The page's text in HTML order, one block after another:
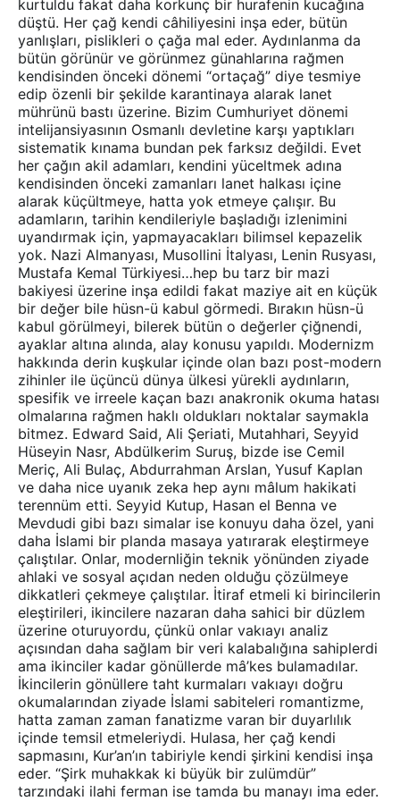
kurtuldu fakat daha korkunç bir hurafenin kucağına
düştü. Her çağ kendi câhiliyesini inşa eder, bütün
yanlışları, pislikleri o çağa mal eder. Aydınlanma da
bütün görünür ve görünmez günahlarına rağmen
kendisinden önceki dönemi “ortaçağ” diye tesmiye
edip özenli bir şekilde karantinaya alarak lanet
mührünü bastı üzerine. Bizim Cumhuriyet dönemi
intelijansiyasının Osmanlı devletine karşı yaptıkları
sistematik kınama bundan pek farksız değildi. Evet
her çağın akil adamları, kendini yüceltmek adına
kendisinden önceki zamanları lanet halkası içine
alarak küçültmeye, hatta yok etmeye çalışır. Bu
adamların, tarihin kendileriyle başladığı izlenimini
uyandırmak için, yapmayacakları bilimsel kepazelik
yok. Nazi Almanyası, Musollini İtalyası, Lenin Rusyası,
Mustafa Kemal Türkiyesi…hep bu tarz bir mazi
bakiyesi üzerine inşa edildi fakat maziye ait en küçük
bir değer bile hüsn-ü kabul görmedi. Bırakın hüsn-ü
kabul görülmeyi, bilerek bütün o değerler çiğnendi,
ayaklar altına alında, alay konusu yapıldı. Modernizm
hakkında derin kuşkular içinde olan bazı post-modern
zihinler ile üçüncü dünya ülkesi yürekli aydınların,
spesifik ve irreele kaçan bazı anakronik okuma hatası
olmalarına rağmen haklı oldukları noktalar saymakla
bitmez. Edward Said, Ali Şeriati, Mutahhari, Seyyid
Hüseyin Nasr, Abdülkerim Suruş, bizde ise Cemil
Meriç, Ali Bulaç, Abdurrahman Arslan, Yusuf Kaplan
ve daha nice uyanık zeka hep aynı mâlum hakikati
terennüm etti. Seyyid Kutup, Hasan el Benna ve
Mevdudi gibi bazı simalar ise konuyu daha özel, yani
daha İslami bir planda masaya yatırarak eleştirmeye
çalıştılar. Onlar, modernliğin teknik yönünden ziyade
ahlaki ve sosyal açıdan neden olduğu çözülmeye
dikkatleri çekmeye çalıştılar. İtiraf etmeli ki birincilerin
eleştirileri, ikincilere nazaran daha sahici bir düzlem
üzerine oturuyordu, çünkü onlar vakıayı analiz
açısından daha sağlam bir veri kalabalığına sahiplerdi
ama ikinciler kadar gönüllerde mâ’kes bulamadılar.
İkincilerin gönüllere taht kurmaları vakıayı doğru
okumalarından ziyade İslami sabiteleri romantizme,
hatta zaman zaman fanatizme varan bir duyarlılık
içinde temsil etmeleriydi. Hulasa, her çağ kendi
sapmasını, Kur’an’ın tabiriyle kendi şirkini kendisi inşa
eder. “Şirk muhakkak ki büyük bir zulümdür”
tarzındaki ilahi ferman ise tamda bu manayı ima eder.